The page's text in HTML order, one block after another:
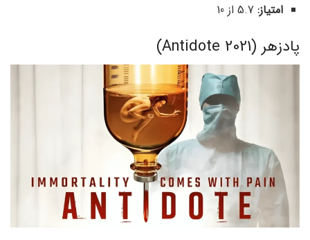
امتیاز:
پادزهر (Antidote 2021)